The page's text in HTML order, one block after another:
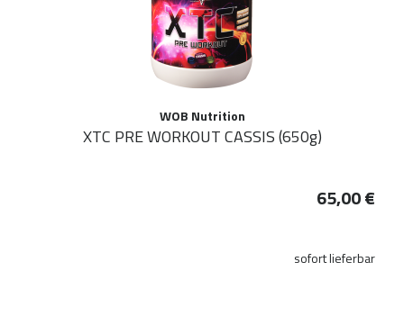
WOB Nutrition
XTC PRE WORKOUT CASSIS (650g)
65,00 €
sofort lieferbar